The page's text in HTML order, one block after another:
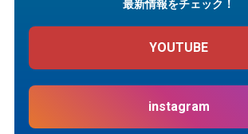
最新情報をチェック！
YOUTUBE
instagram